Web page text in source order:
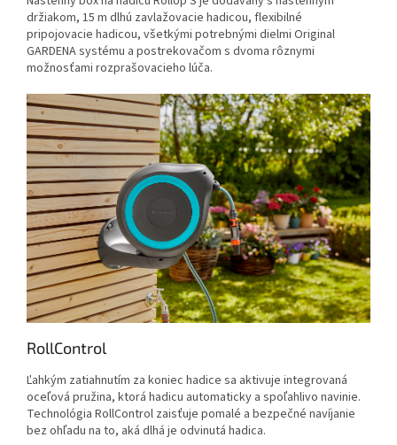
držiakom, 15 m dlhú zavlažovacie hadicou, flexibilné
pripojovacie hadicou, všetkými potrebnými dielmi Original
GARDENA systému a postrekovačom s dvoma rôznymi
možnosťami rozprašovacieho lúča.
RollControl
Ľahkým zatiahnutím za koniec hadice sa aktivuje integrovaná
oceľová pružina, ktorá hadicu automaticky a spoľahlivo navinie.
Technológia RollControl zaisťuje pomalé a bezpečné navíjanie
bez ohľadu na to, aká dlhá je odvinutá hadica.